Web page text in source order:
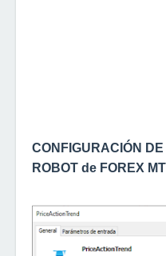
CONFIGURACIÓN
ROBOT de FOREX